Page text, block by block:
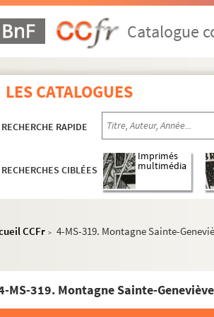
Catalogue
LES CATALOGUES
RECHERCHE RAPIDE
RECHERCHES CIBLÉES
Imprimés
multimédia
CCFr > 4-MS-319. Montagne Sainte-
MS-319. Montagne Sainte-